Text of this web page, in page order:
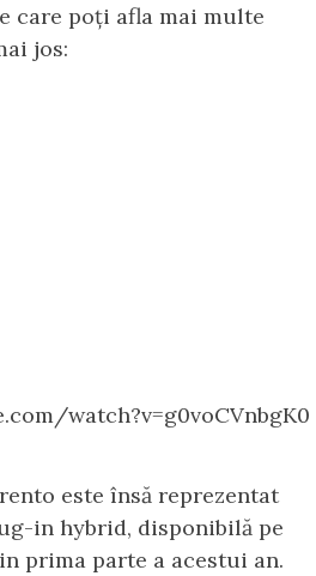
care poți afla mai multe
jos:
watch?v=g0voCVnbgK0
este însă reprezentat
in hybrid, disponibilă pe
prima parte a acestui an.